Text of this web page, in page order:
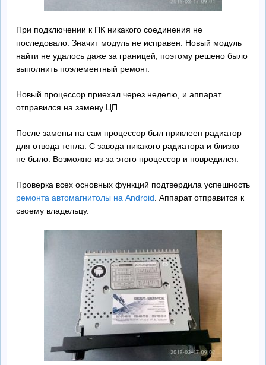
При подключении к ПК никакого соединения не
последовало. Значит модуль не исправен. Новый модуль
найти не удалось даже за границей, поэтому решено было
выполнить поэлементный ремонт.
Новый процессор приехал через неделю, и аппарат
отправился на замену ЦП.
После замены на сам процессор был приклеен радиатор
для отвода тепла. С завода никакого радиатора и близко
не было. Возможно из-за этого процессор и повредился.
Проверка всех основных функций подтвердила успешность
ремонта автомагнитолы на Android . Аппарат отправится к
своему владельцу.